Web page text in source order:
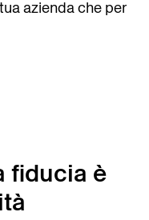
azienda che per
fiducia è